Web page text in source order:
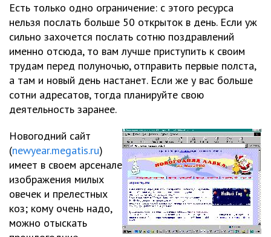
Есть только одно ограничение: с этого ресурса
нельзя послать больше 50 открыток в день. Если уж
сильно захочется послать сотню поздравлений
именно отсюда, то вам лучше приступить к своим
трудам перед полуночью, отправить первые полста,
а там и новый день настанет. Если же у вас больше
сотни адресатов, тогда планируйте свою
деятельность заранее.
Новогодний сайт
(newyear.megatis.ru)
имеет в своем арсенале
изображения милых
овечек и прелестных
коз; кому очень надо,
можно отыскать